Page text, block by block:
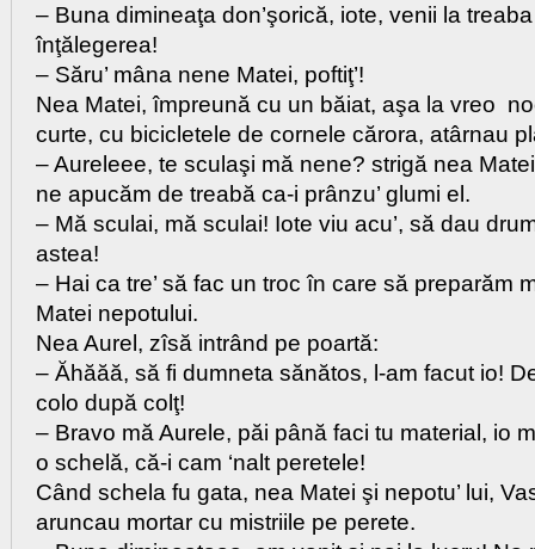
– Buna dimineaţa don’şorică, iote, venii la
înţălegerea!
– Săru’ mâna nene Matei, poftiţ’!
Nea Matei, împreună cu un băiat, aşa la vreo
curte, cu bicicletele de cornele cărora, atârnau
– Aureleee, te sculaşi mă nene? strigă nea
ne apucăm de treabă ca-i prânzu’ glumi el.
– Mă sculai, mă sculai! Iote viu acu’, să dau
astea!
– Hai ca tre’ să fac un troc în care să preparăm
Matei nepotului.
Nea Aurel, zîsă intrând pe poartă:
– Ăhăăă, să fi dumneta sănătos, l-am facut io!
colo după colţ!
– Bravo mă Aurele, păi până faci tu material, io
o schelă, că-i cam ‘nalt peretele!
Când schela fu gata, nea Matei şi nepotu’ lui,
aruncau mortar cu mistriile pe perete.